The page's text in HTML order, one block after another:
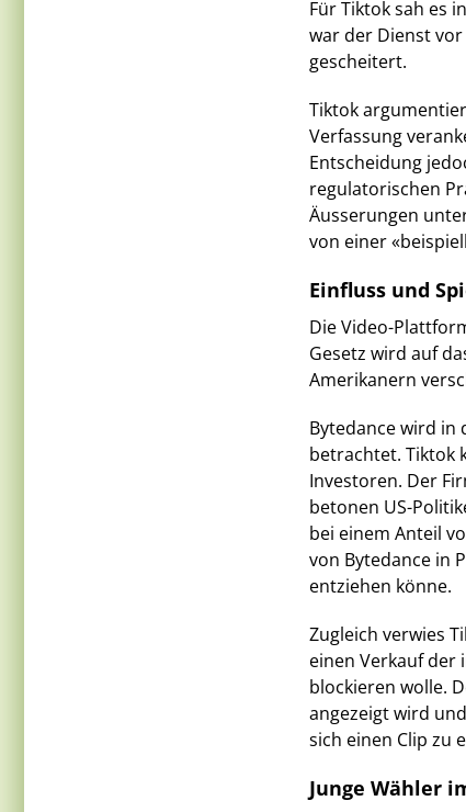
Für Tiktok sah es
war der Dienst
gescheitert.
Tiktok
Verfassung
Entscheidung
regulatorischen
Äusserungen
von einer
Einfluss und
Die Video-
Gesetz wird auf
Amerikanern
Bytedance wird in
betrachtet. Tiktok
Investoren. Der
betonen US-
bei einem Anteil
von Bytedance in
entziehen könne.
Zugleich verwies
einen Verkauf der
blockieren wolle.
angezeigt wird
sich einen Clip zu
Junge Wähler